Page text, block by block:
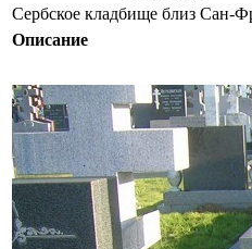
Сербское кладбище близ Сан-
Описание